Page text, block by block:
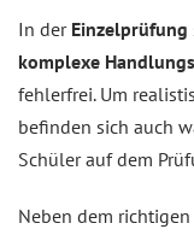
In der Einzelprüfung
komplexe
fehlerfrei. Um
befinden sich auch
Schüler auf dem
Neben dem